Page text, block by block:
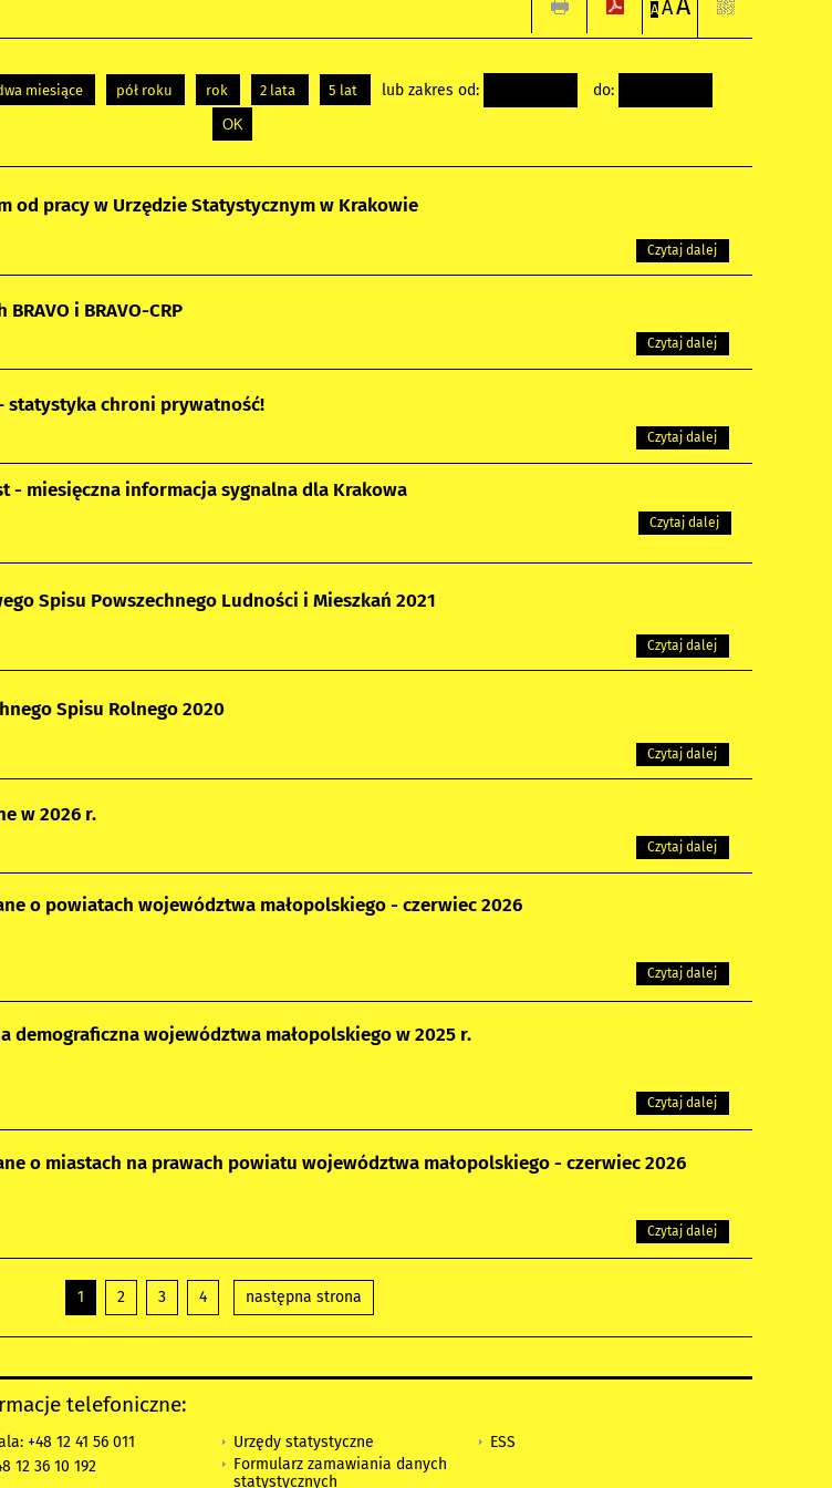
A AA
miesiące pół roku rok 2 lata 5 lat lub zakres od: do:
od pracy w Urzędzie Statystycznym w Krakowie
Czytaj dalej
i BRAVO-CRP
Czytaj dalej
statystyka chroni prywatność!
Czytaj dalej
- miesięczna informacja sygnalna dla Krakowa
Czytaj dalej
Spisu Powszechnego Ludności i Mieszkań 2021
Czytaj dalej
Spisu Rolnego 2020
Czytaj dalej
w 2026 r.
Czytaj dalej
o powiatach województwa małopolskiego - czerwiec 2026
Czytaj dalej
demograficzna województwa małopolskiego w 2025 r.
Czytaj dalej
o miastach na prawach powiatu województwa małopolskiego - czerwiec 2026
Czytaj dalej
1 2 3 4 następna strona
telefoniczne:
+48 12 41 56 011
12 36 10 192
Urzędy statystyczne
Formularz zamawiania danych
statystycznych
ESS